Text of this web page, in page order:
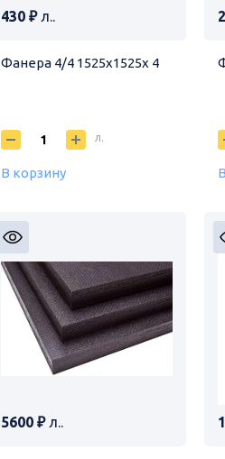
430 ₽л..
Фанера 4/4 1525х1525х 4
л.
В корзину
5600 ₽л..